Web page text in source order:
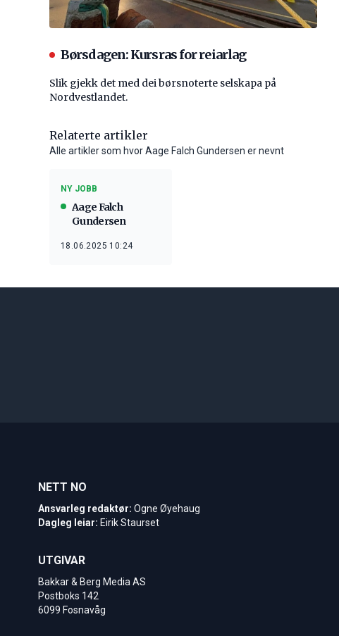
Børsdagen: Kursras for reiarlag
Slik gjekk det med dei børsnoterte selskapa på
Nordvestlandet.
Relaterte artikler
Alle artikler som hvor Aage Falch Gundersen er nevnt
NY JOBB
Aage Falch
Gundersen
18.06.2025 10:24
NETT NO
Ansvarleg redaktør: Ogne Øyehaug
Dagleg leiar: Eirik Staurset
UTGIVAR
Bakkar & Berg Media AS
Postboks 142
6099 Fosnavåg